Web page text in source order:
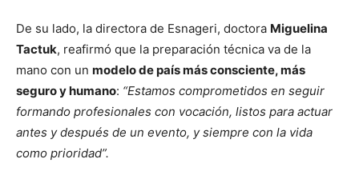
De su lado, la directora de Esnageri, doctora Miguelina
Tactuk, reafirmó que la preparación técnica va de la
mano con un modelo de país más consciente, más
seguro y humano: “Estamos comprometidos en seguir
formando profesionales con vocación, listos para actuar
antes y después de un evento, y siempre con la vida
como prioridad”.